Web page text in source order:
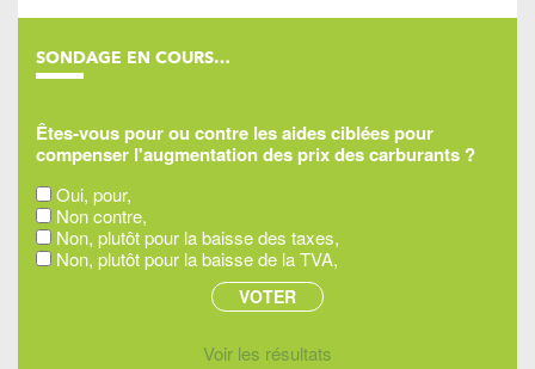
SONDAGE EN COURS…
Êtes-vous pour ou contre les aides ciblées pour
compenser l'augmentation des prix des carburants ?
Oui, pour,
Non contre,
Non, plutôt pour la baisse des taxes,
Non, plutôt pour la baisse de la TVA,
Voir les résultats